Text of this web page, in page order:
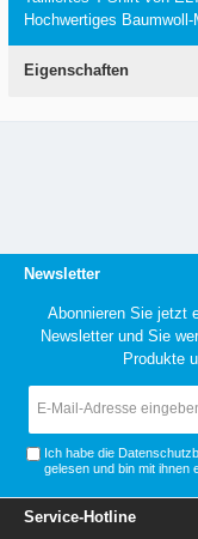
Hochwertiges
Eigenschaften
Newsletter
Abonnieren Sie jetzt
Newsletter und Sie
Produkte
Ich habe die
gelesen und bin mit ihnen
Service-Hotline